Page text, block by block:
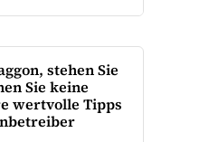
stehen Sie
Sie keine
wertvolle Tipps